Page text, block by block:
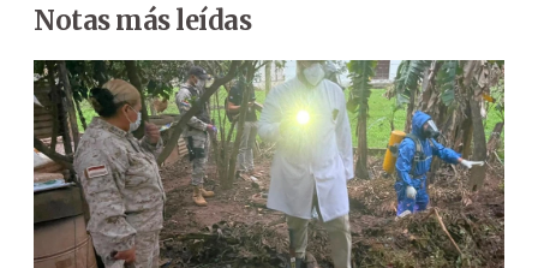
Notas más leídas